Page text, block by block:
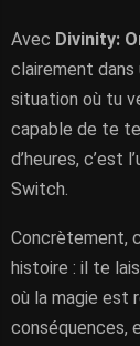
Avec Divinity:
clairement dans
situation où tu
capable de te
d’heures, c’est
Switch.
Concrètement,
histoire : il te
où la magie est
conséquences,